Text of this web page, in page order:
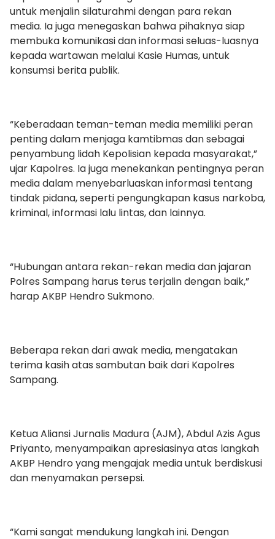
untuk menjalin silaturahmi dengan para rekan
media. Ia juga menegaskan bahwa pihaknya siap
membuka komunikasi dan informasi seluas-luasnya
kepada wartawan melalui Kasie Humas, untuk
konsumsi berita publik.
“Keberadaan teman-teman media memiliki peran
penting dalam menjaga kamtibmas dan sebagai
penyambung lidah Kepolisian kepada masyarakat,”
ujar Kapolres. Ia juga menekankan pentingnya peran
media dalam menyebarluaskan informasi tentang
tindak pidana, seperti pengungkapan kasus narkoba,
kriminal, informasi lalu lintas, dan lainnya.
“Hubungan antara rekan-rekan media dan jajaran
Polres Sampang harus terus terjalin dengan baik,”
harap AKBP Hendro Sukmono.
Beberapa rekan dari awak media, mengatakan
terima kasih atas sambutan baik dari Kapolres
Sampang.
Ketua Aliansi Jurnalis Madura (AJM), Abdul Azis Agus
Priyanto, menyampaikan apresiasinya atas langkah
AKBP Hendro yang mengajak media untuk berdiskusi
dan menyamakan persepsi.
“Kami sangat mendukung langkah ini. Dengan